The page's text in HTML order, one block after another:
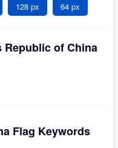
128 px 64 px
Republic of China
Flag Keywords